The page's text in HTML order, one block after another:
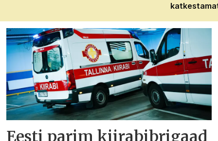
Eesti parim kiirabibrigaad